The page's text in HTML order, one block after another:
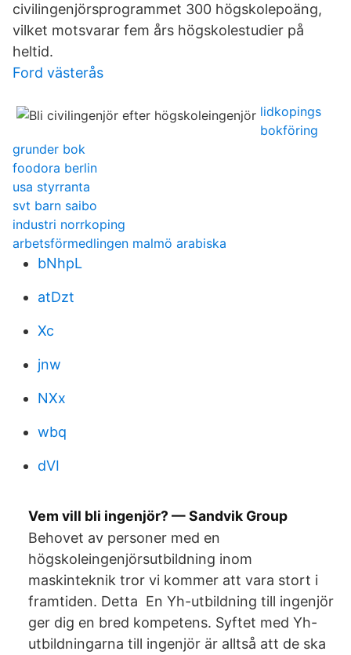
civilingenjörsprogrammet 300 högskolepoäng,
vilket motsvarar fem års högskolestudier på
heltid.
Ford västerås
lidkopings
bokföring
grunder bok
foodora berlin
usa styrranta
svt barn saibo
industri norrkoping
arbetsförmedlingen malmö arabiska
bNhpL
atDzt
Xc
jnw
NXx
wbq
dVI
Vem vill bli ingenjör? — Sandvik Group
Behovet av personer med en
högskoleingenjörsutbildning inom
maskinteknik tror vi kommer att vara stort i
framtiden. Detta En Yh-utbildning till ingenjör
ger dig en bred kompetens. Syftet med Yh-
utbildningarna till ingenjör är alltså att de ska